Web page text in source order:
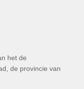
het de
de provincie van